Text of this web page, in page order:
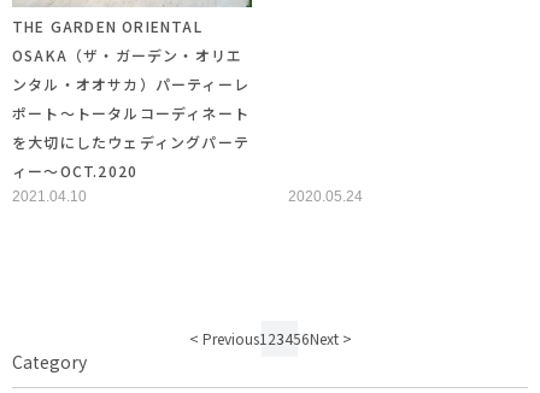
THE GARDEN ORIENTAL
OSAKA（ザ・ガーデン・オリエ
ンタル・オオサカ）パーティーレ
ポート～トータルコーディネート
を大切にしたウェディングパーテ
ィー～OCT.2020
2021.04.10 2020.05.24
< Previous1 23456Next >
Category